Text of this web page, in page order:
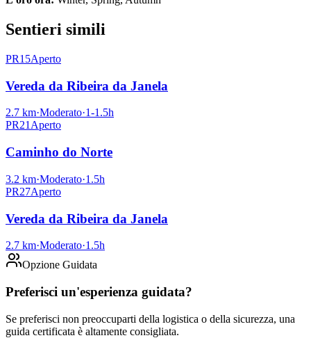
Sentieri simili
PR15Aperto
Vereda da Ribeira da Janela
2.7 km·Moderato·1-1.5h
PR21Aperto
Caminho do Norte
3.2 km·Moderato·1.5h
PR27Aperto
Vereda da Ribeira da Janela
2.7 km·Moderato·1.5h
Opzione Guidata
Preferisci un'esperienza guidata?
Se preferisci non preoccuparti della logistica o della sicurezza, una
guida certificata è altamente consigliata.